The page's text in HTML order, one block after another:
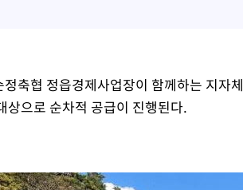
축협 정읍경제사업장이 함께하는 지자
상으로 순차적 공급이 진행된다.